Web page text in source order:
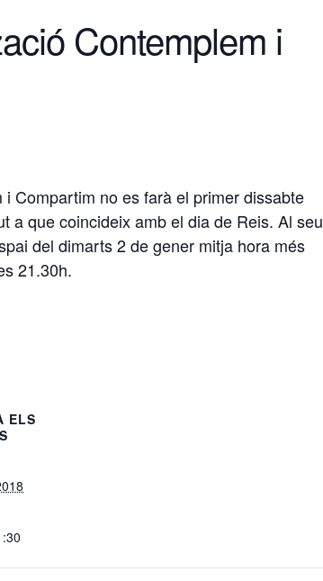
Contemplem i
Compartim no es farà el primer dissabte
a que coincideix amb el dia de Reis. Al seu
del dimarts 2 de gener mitja hora més
21.30h.
ELS